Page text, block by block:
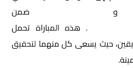
و
ضمن
. هذه المباراة تحمل
حيث يسعى كل منهما لتحقيق